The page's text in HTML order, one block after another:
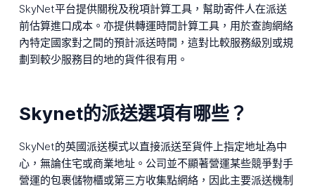
SkyNet平台提供關稅及稅項計算工具，幫助寄件人在派送
前估算進口成本。亦提供轉運時間計算工具，用於查詢網絡
內特定國家對之間的預計派送時間，這對比較服務級別或規
劃到較少服務目的地的貨件很有用。
Skynet的派送選項有哪些？
SkyNet的英國派送模式以直接派送至貨件上指定地址為中
心，無論住宅或商業地址。公司並不顯著營運某些競爭對手
營運的包裹儲物櫃或第三方收集點網絡，因此主要派送機制